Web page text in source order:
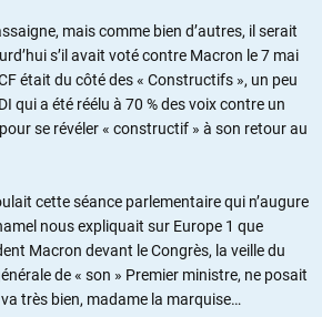
mais comme bien d’autres, il serait
s’il avait voté contre Macron le 7 mai
était du côté des « Constructifs », un peu
qui a été réélu à 70 % des voix contre un
se révéler « constructif » à son retour au
cette séance parlementaire qui n’augure
nous expliquait sur Europe 1 que
Macron devant le Congrès, la veille du
de « son » Premier ministre, ne posait
très bien, madame la marquise…